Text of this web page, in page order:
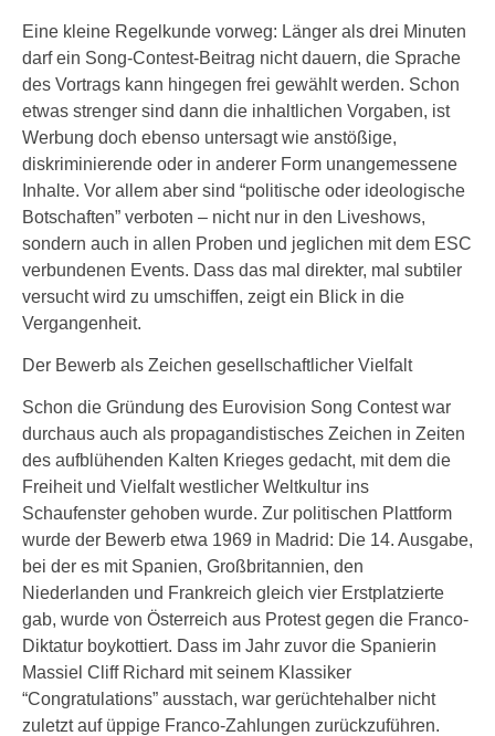
Eine kleine Regelkunde vorweg: Länger als drei Minuten
darf ein Song-Contest-Beitrag nicht dauern, die Sprache
des Vortrags kann hingegen frei gewählt werden. Schon
etwas strenger sind dann die inhaltlichen Vorgaben, ist
Werbung doch ebenso untersagt wie anstößige,
diskriminierende oder in anderer Form unangemessene
Inhalte. Vor allem aber sind “politische oder ideologische
Botschaften” verboten – nicht nur in den Liveshows,
sondern auch in allen Proben und jeglichen mit dem ESC
verbundenen Events. Dass das mal direkter, mal subtiler
versucht wird zu umschiffen, zeigt ein Blick in die
Vergangenheit.
Der Bewerb als Zeichen gesellschaftlicher Vielfalt
Schon die Gründung des Eurovision Song Contest war
durchaus auch als propagandistisches Zeichen in Zeiten
des aufblühenden Kalten Krieges gedacht, mit dem die
Freiheit und Vielfalt westlicher Weltkultur ins
Schaufenster gehoben wurde. Zur politischen Plattform
wurde der Bewerb etwa 1969 in Madrid: Die 14. Ausgabe,
bei der es mit Spanien, Großbritannien, den
Niederlanden und Frankreich gleich vier Erstplatzierte
gab, wurde von Österreich aus Protest gegen die Franco-
Diktatur boykottiert. Dass im Jahr zuvor die Spanierin
Massiel Cliff Richard mit seinem Klassiker
“Congratulations” ausstach, war gerüchtehalber nicht
zuletzt auf üppige Franco-Zahlungen zurückzuführen.